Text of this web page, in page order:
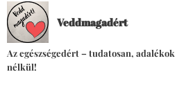
Veddmagadért
Az egészségedért – tudatosan, adalékok
nélkül!